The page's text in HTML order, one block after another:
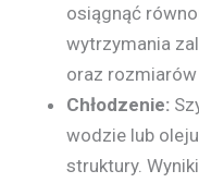
osiągnąć
wytrzymania
oraz rozmiarów
Chłodzenie:
wodzie lub
struktury.